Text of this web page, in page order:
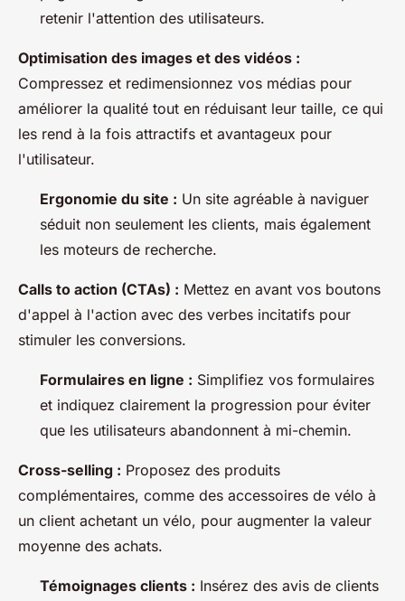
retenir l'attention des utilisateurs.
Optimisation des images et des vidéos :
Compressez et redimensionnez vos médias pour
améliorer la qualité tout en réduisant leur taille, ce qui
les rend à la fois attractifs et avantageux pour
l'utilisateur.
Ergonomie du site : Un site agréable à naviguer
séduit non seulement les clients, mais également
les moteurs de recherche.
Calls to action (CTAs) : Mettez en avant vos boutons
d'appel à l'action avec des verbes incitatifs pour
stimuler les conversions.
Formulaires en ligne : Simplifiez vos formulaires
et indiquez clairement la progression pour éviter
que les utilisateurs abandonnent à mi-chemin.
Cross-selling : Proposez des produits
complémentaires, comme des accessoires de vélo à
un client achetant un vélo, pour augmenter la valeur
moyenne des achats.
Témoignages clients : Insérez des avis de clients